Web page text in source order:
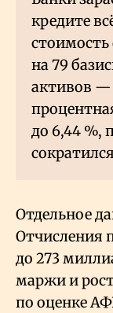
кредите
на 79
активов —
до 6,44 %,
Отдельное
Отчисления
до 273
маржи и
по оценке